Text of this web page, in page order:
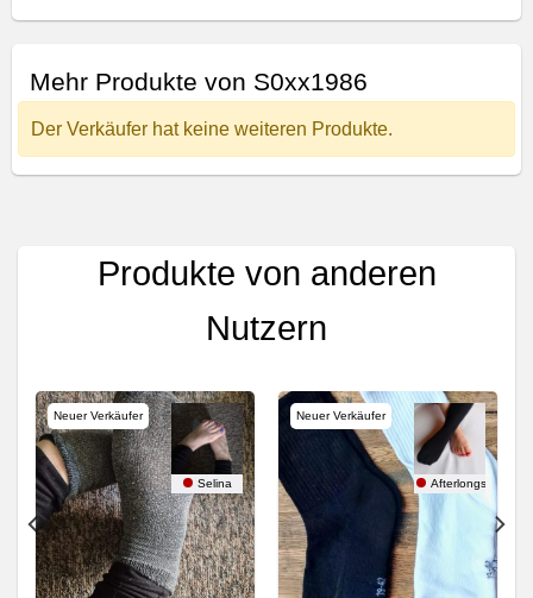
Mehr Produkte von S0xx1986
Der Verkäufer hat keine weiteren Produkte.
Produkte von anderen
Nutzern
Neuer Verkäufer
Selina
Neuer Verkäufer
Afterlongshift